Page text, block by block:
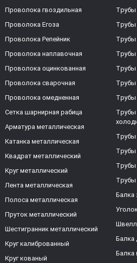
Проволока гвоздильная
Проволока Егоза
Проволока Репейник
Проволока наплавочная
Проволока оцинкованная
Проволока сварочная
Проволока омедненная
Сетка шарнирная рабица
Арматура металлическая
Катанка металлическая
Квадрат металлический
Круг металлический
Лента металлическая
Полоса металлическая
Пруток металлический
Шестигранник металлический
Круг калиброванный
Круг кованый
Трубы
Трубы
Трубы
Трубы
Трубы
Трубы
Трубы
Балка
Балка
Балка